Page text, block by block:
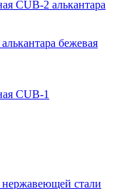
бежевая